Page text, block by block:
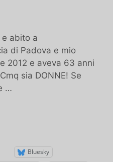
e abito a
di Padova e mio
2012 e aveva 63 anni
sia DONNE! Se
…
Bluesky